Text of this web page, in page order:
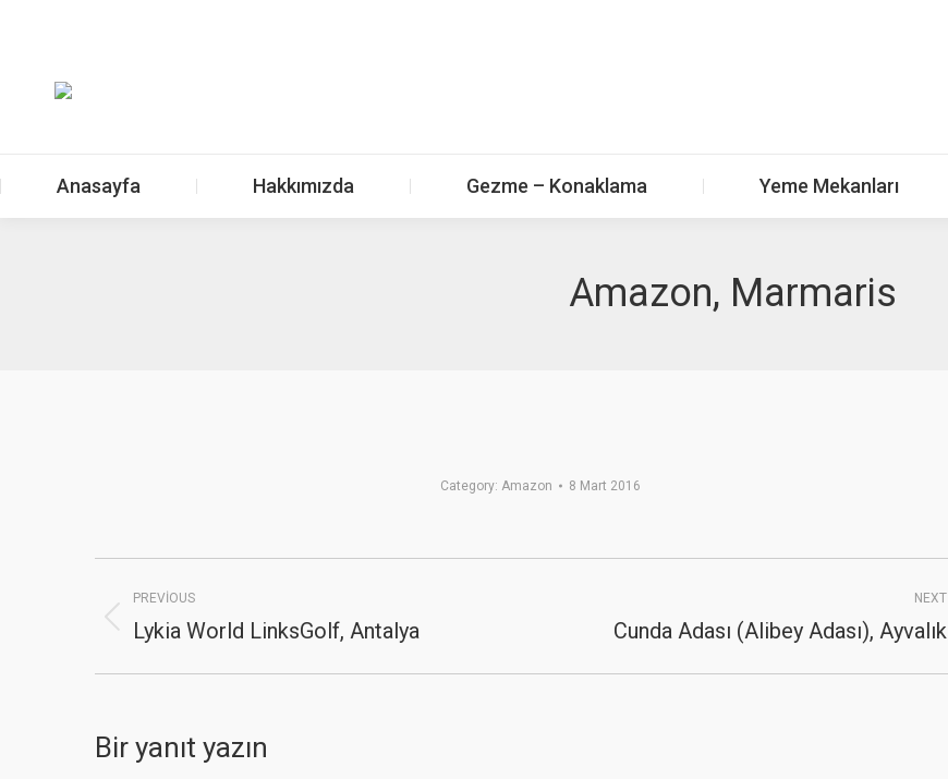
Anasayfa Hakkımızda Gezme – Konaklama Yeme Mekanları
Amazon, Marmaris
Category: Amazon 8 Mart 2016
Album
navigation
PREVIOUS
Previous
Lykia World LinksGolf, Antalya
NEXT
Cunda Adası (Alibey Adası), Ayvalık
Bir yanıt yazın